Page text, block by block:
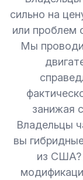
сильно на
или проблем
Мы
занижая
Владельцы
вы
из